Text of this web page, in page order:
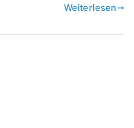
Weiterlesen